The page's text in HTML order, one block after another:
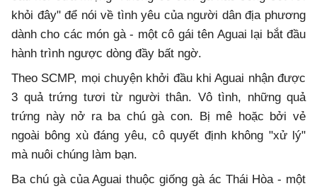
khỏi đây" để nói về tình yêu của người dân địa phương
dành cho các món gà - một cô gái tên Aguai lại bắt đầu
hành trình ngược dòng đầy bất ngờ.
Theo SCMP, mọi chuyện khởi đầu khi Aguai nhận được
3 quả trứng tươi từ người thân. Vô tình, những quả
trứng này nở ra ba chú gà con. Bị mê hoặc bởi vẻ
ngoài bông xù đáng yêu, cô quyết định không "xử lý"
mà nuôi chúng làm bạn.
Ba chú gà của Aguai thuộc giống gà ác Thái Hòa - một